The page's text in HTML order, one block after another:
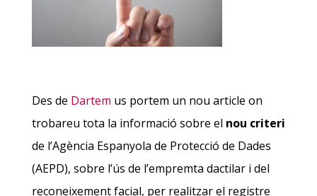
Des de Dartem us portem un nou article on
trobareu tota la informació sobre el nou criteri
de l’Agència Espanyola de Protecció de Dades
(AEPD), sobre l’ús de l’empremta dactilar i del
reconeixement facial, per realitzar el registre